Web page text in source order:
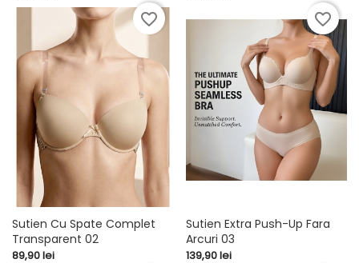
Sutien Cu Spate Complet
Transparent 02
Pret
89,90 lei
favorite_border
Sutien Extra Push-Up Fara
Arcuri 03
Pret
139,90 lei
favorite_border